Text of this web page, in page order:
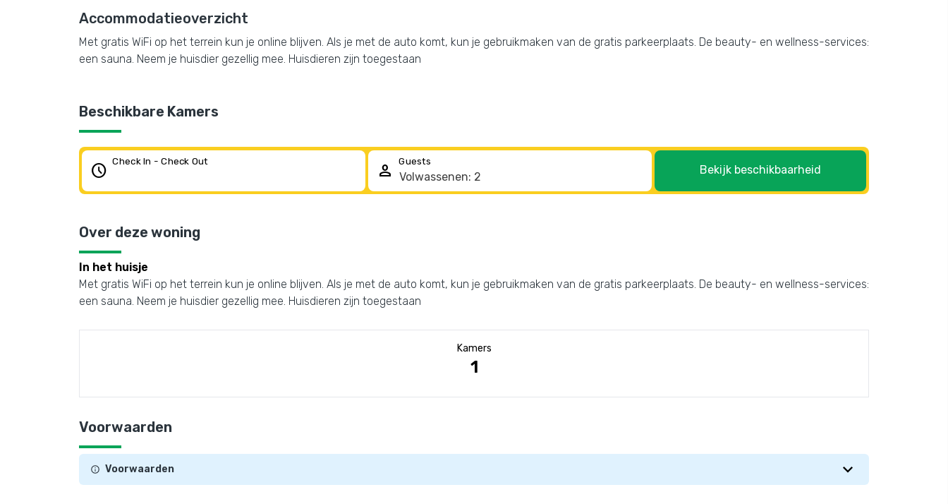
Accommodatieoverzicht
Met gratis WiFi op het terrein kun je online blijven. Als je met de auto komt, kun je gebruikmaken van de gratis parkeerplaats. De beauty- en wellness-services:
een sauna. Neem je huisdier gezellig mee. Huisdieren zijn toegestaan
Beschikbare Kamers
schedule Check In - Check Out person Guests
Bekijk beschikbaarheid
Over deze woning
In het huisje
Met gratis WiFi op het terrein kun je online blijven. Als je met de auto komt, kun je gebruikmaken van de gratis parkeerplaats. De beauty- en wellness-services:
een sauna. Neem je huisdier gezellig mee. Huisdieren zijn toegestaan
Kamers
1
Voorwaarden
Voorwaarden